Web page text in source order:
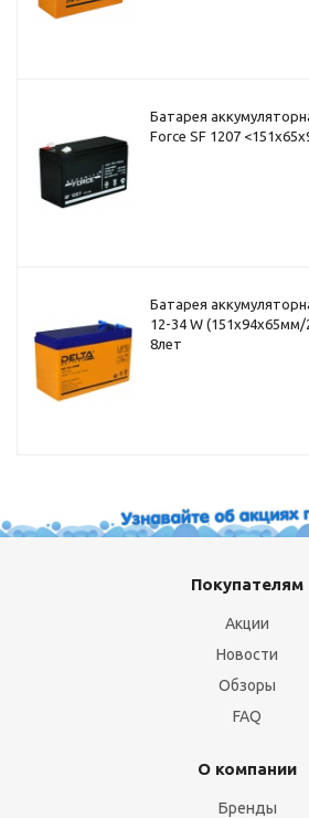
Батарея
Force SF 1207
Батарея
12-34 W (151x94x65мм/
8лет
Покупателям
Акции
Новости
Обзоры
FAQ
О компании
Бренды